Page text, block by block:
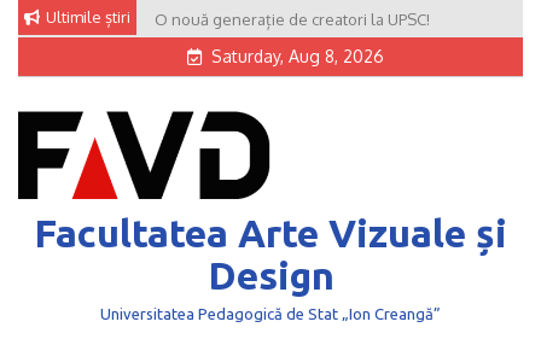
Skip
content
Ultimile știri O nouă generație de creatori la UPSC!
Saturday, Aug 8, 2026
Facultatea Arte Vizuale și
Design
Universitatea Pedagogică de Stat „Ion Creangă”